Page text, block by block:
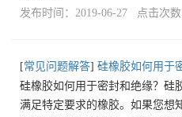
发布时间：2019-06-27 点击次数
[常见问题解答] 硅橡胶如何用于
硅橡胶如何用于密封和绝缘？硅
满足特定要求的橡胶。如果您想